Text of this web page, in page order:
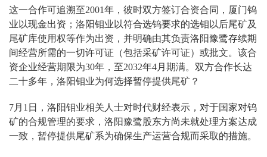
这一合作可追溯至2001年，彼时双方签订合资合同，厦门钨
业以现金出资；洛阳钼业以符合选钨要求的选钼以后尾矿及
尾矿库使用权等作为出资，并明确由其负责洛阳豫鹭存续期
间经营所需的一切许可证（包括采矿许可证）或批文。该合
资企业经营期限为30年，至2032年4月期满。双方合作长达
二十多年，洛阳钼业为何选择暂停提供尾矿？
7月1日，洛阳钼业相关人士对时代财经表示，对于国家对钨
矿的合规管理的要求，洛阳豫鹭股东方尚未就处理方案达成
一致，暂停提供尾矿系为确保生产运营合规而采取的措施。